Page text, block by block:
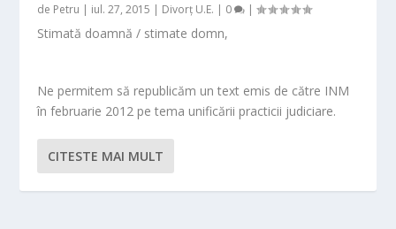
de Petru | iul. 27, 2015 | Divorț U.E. | 0 |
Stimată doamnă / stimate domn,
Ne permitem să republicăm un text emis de către INM
în februarie 2012 pe tema unificării practicii judiciare.
CITESTE MAI MULT